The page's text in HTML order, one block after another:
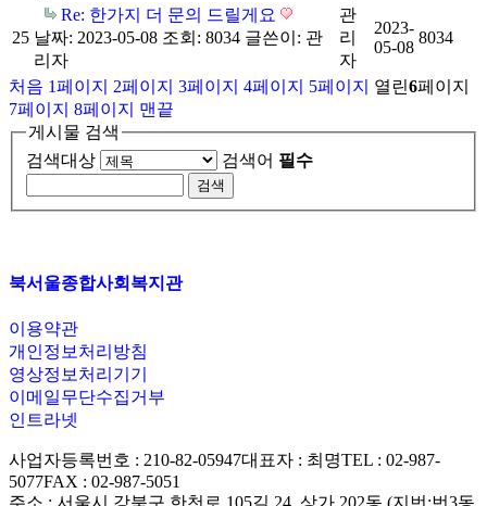
25
Re: 한가지 더 문의 드릴게요
날짜: 2023-05-08 조회: 8034 글쓴이: 관
리자
관
리
자
2023-
05-08
8034
처음 1페이지 2페이지 3페이지 4페이지 5페이지 열린6페이지
7페이지 8페이지
맨끝
게시물 검색
검색대상
검색어 필수
북서울종합사회복지관
이용약관
개인정보처리방침
영상정보처리기기
이메일무단수집거부
인트라넷
사업자등록번호 : 210-82-05947대표자 : 최명TEL : 02-987-
5077FAX : 02-987-5051
주소 : 서울시 강북구 한천로 105길 24, 상가 202동 (지번:번3동